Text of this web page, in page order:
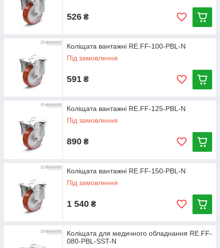
526 ₴
Коліщата вантажні RE.FF-100-PBL-N
Під замовлення
591 ₴
Коліщата вантажні RE.FF-125-PBL-N
Під замовлення
890 ₴
Коліщата вантажні RE.FF-150-PBL-N
Під замовлення
1 540 ₴
Коліщата для медичного обладнання RE.FF-
080-PBL-SST-N